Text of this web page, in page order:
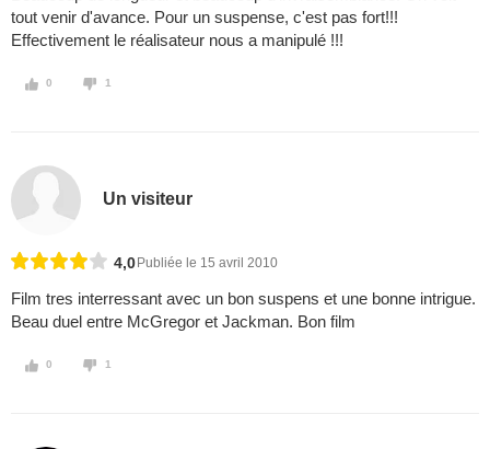
tout venir d'avance. Pour un suspense, c'est pas fort!!!
Effectivement le réalisateur nous a manipulé !!!
0 1
Un visiteur
4,0 Publiée le 15 avril 2010
Film tres interressant avec un bon suspens et une bonne intrigue.
Beau duel entre McGregor et Jackman. Bon film
0 1